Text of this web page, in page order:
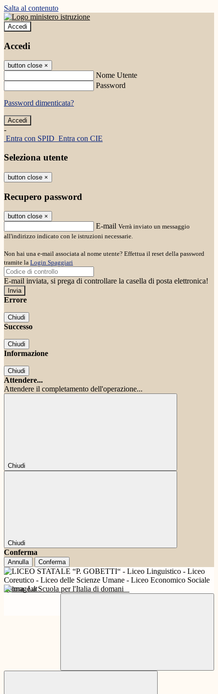
Salta al contenuto
Accedi
Accedi
button close ×
Nome Utente
Password
Password dimenticata?
-
Entra con SPID Entra con CIE
Seleziona utente
button close ×
Recupero password
button close ×
E-mail Verrà inviato un messaggio
all'indirizzo indicato con le istruzioni necessarie.
Non hai una e-mail associata al nome utente? Effettua il reset della password
tramite la Login Spaggiari
E-mail inviata, si prega di controllare la casella di posta elettronica!
Errore
Chiudi
Successo
Chiudi
Informazione
Chiudi
Attendere...
Attendere il completamento dell'operazione...
Chiudi
Chiudi
Conferma
Annulla Conferma
Futura La Scuola per l'Italia di domani